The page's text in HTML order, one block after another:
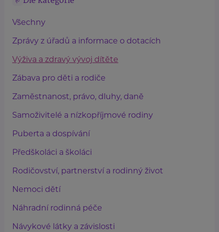
Všechny
Zprávy z úřadů a informace o dotacích
Výživa a zdravý vývoj dítěte
Zábava pro děti a rodiče
Zaměstnanost, právo, dluhy, daně
Samoživitelé a nízkopříjmové rodiny
Puberta a dospívání
Předškoláci a školáci
Rodičovství, partnerství a rodinný život
Nemoci dětí
Náhradní rodinná péče
Návykové látky a závislosti